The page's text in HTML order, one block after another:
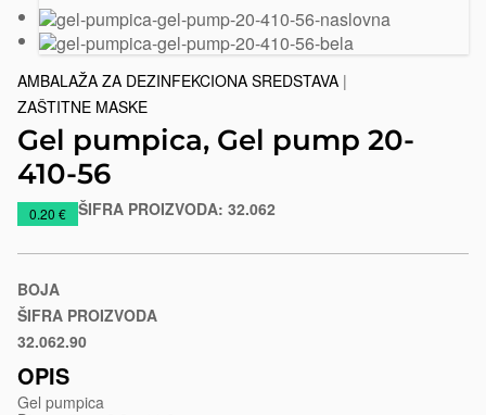
Prethodni
slajd
Sledeći
slajd
AMBALAŽA ZA DEZINFEKCIONA SREDSTAVA |
ZAŠTITNE MASKE
Gel pumpica, Gel pump 20-
410-56
https://www.macinkovic.rs/reklamni-
gel-
pump-
20-
410-
56
0.20 € ŠIFRA PROIZVODA: 32.062
BOJA
ŠIFRA PROIZVODA
Bela
32.062.90
OPIS
Gel pumpica